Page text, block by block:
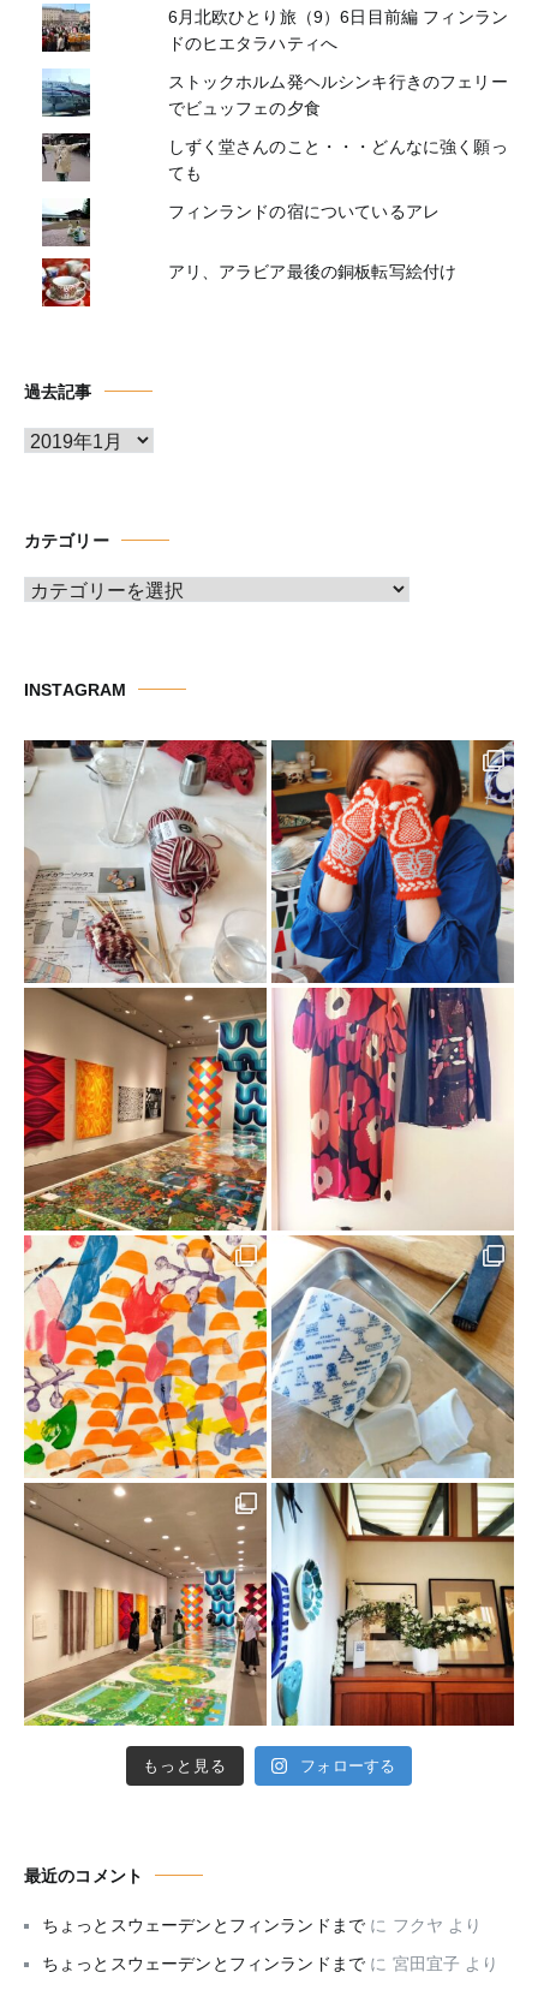
6月北欧ひとり旅（9）6日目前編 フィンラン
ドのヒエタラハティへ
ストックホルム発ヘルシンキ行きのフェリー
でビュッフェの夕食
しずく堂さんのこと・・・どんなに強く願っ
ても
フィンランドの宿についているアレ
アリ、アラビア最後の銅板転写絵付け
過去記事
ア
ブ
カテゴリー
カ
ー
INSTAGRAM
もっと見る フォローする
最近のコメント
ちょっとスウェーデンとフィンランドまで に フクヤ より
ちょっとスウェーデンとフィンランドまで に 宮田宜子 より